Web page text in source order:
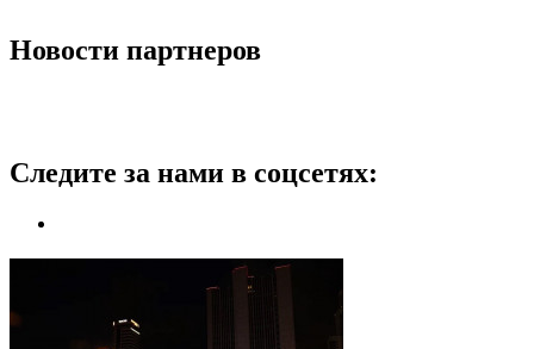
Новости партнеров
Следите за нами в соцсетях: